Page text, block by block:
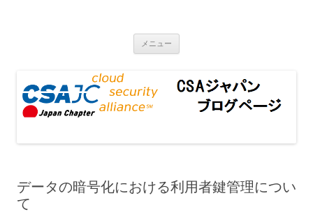
メニュー
データの暗号化における利用者鍵管理につい
て